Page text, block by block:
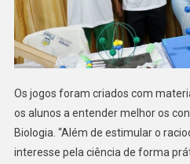
Os jogos foram criados com
os alunos a entender melhor os
Biologia. “Além de estimular o
interesse pela ciência de forma